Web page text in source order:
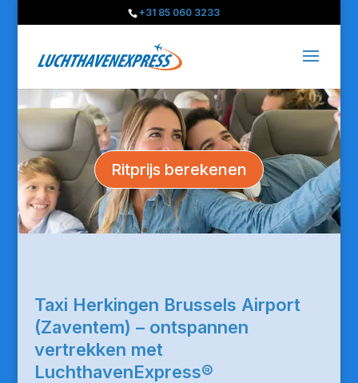
+31 85 060 3233
Ritprijs berekenen
Taxi Herkingen Brussels Airport
(Zaventem) – ontspannen
vertrekken met
LuchthavenExpress®